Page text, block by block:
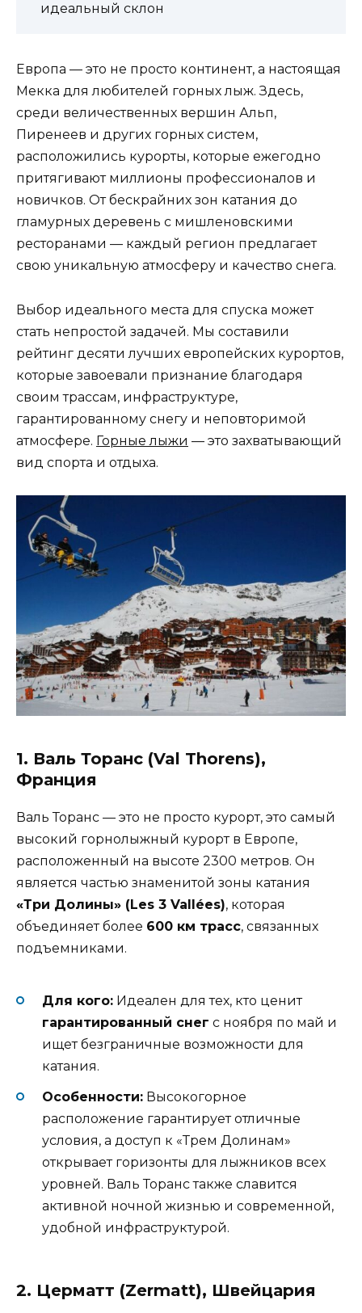
идеальный склон
Европа — это не просто континент, а настоящая
Мекка для любителей горных лыж. Здесь,
среди величественных вершин Альп,
Пиренеев и других горных систем,
расположились курорты, которые ежегодно
притягивают миллионы профессионалов и
новичков. От бескрайних зон катания до
гламурных деревень с мишленовскими
ресторанами — каждый регион предлагает
свою уникальную атмосферу и качество снега.
Выбор идеального места для спуска может
стать непростой задачей. Мы составили
рейтинг десяти лучших европейских курортов,
которые завоевали признание благодаря
своим трассам, инфраструктуре,
гарантированному снегу и неповторимой
атмосфере. Горные лыжи — это захватывающий
вид спорта и отдыха.
1. Валь Торанс (Val Thorens),
Франция
Валь Торанс — это не просто курорт, это самый
высокий горнолыжный курорт в Европе,
расположенный на высоте 2300 метров. Он
является частью знаменитой зоны катания
«Три Долины» (Les 3 Vallées), которая
объединяет более 600 км трасс, связанных
подъемниками.
Для кого: Идеален для тех, кто ценит
гарантированный снег с ноября по май и
ищет безграничные возможности для
катания.
Особенности: Высокогорное
расположение гарантирует отличные
условия, а доступ к «Трем Долинам»
открывает горизонты для лыжников всех
уровней. Валь Торанс также славится
активной ночной жизнью и современной,
удобной инфраструктурой.
2. Церматт (Zermatt), Швейцария